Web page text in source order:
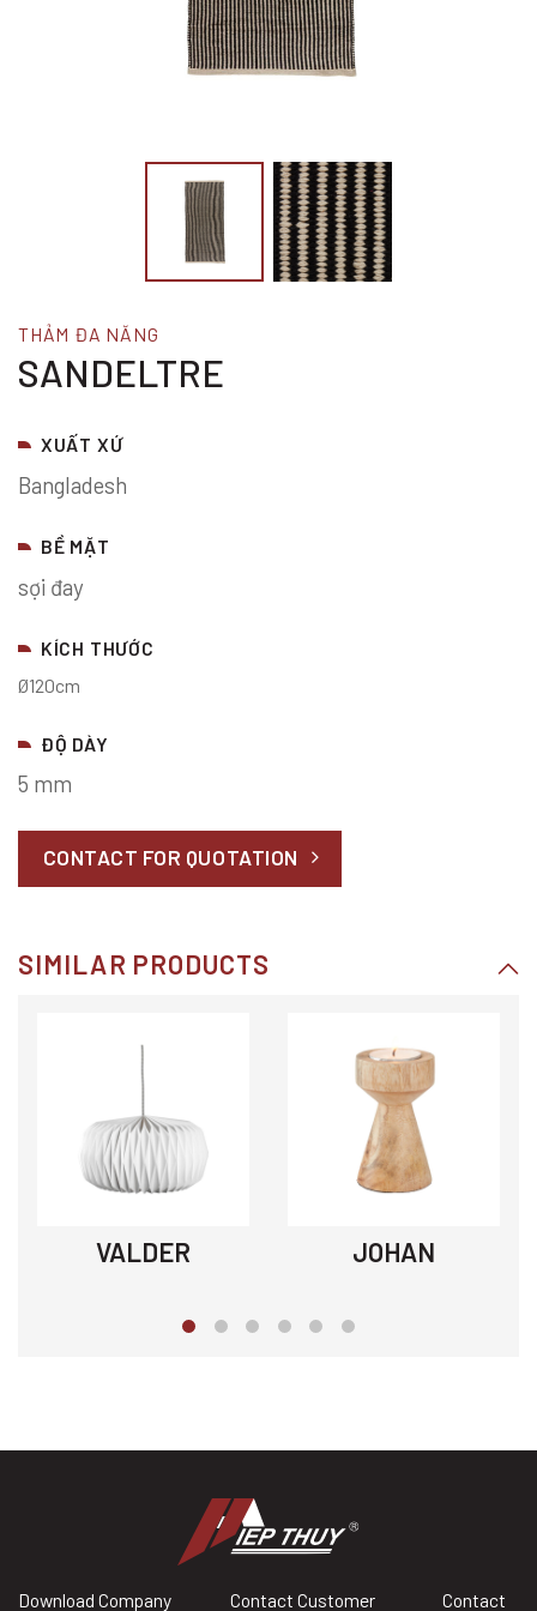
THẢM ĐA NĂNG
SANDELTRE
XUẤT XỨ
Bangladesh
BỀ MẶT
sợi đay
KÍCH THƯỚC
Ø120cm
ĐỘ DÀY
5 mm
CONTACT FOR QUOTATION
SIMILAR PRODUCTS
VALDER JOHAN
Download Company Contact Customer Contact